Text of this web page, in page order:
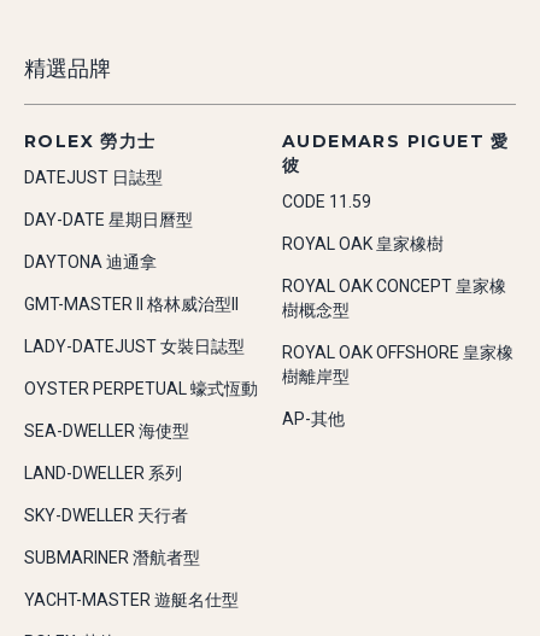
精選品牌
ROLEX 勞力士
DATEJUST 日誌型
DAY-DATE 星期日曆型
DAYTONA 迪通拿
GMT-MASTER II 格林威治型II
LADY-DATEJUST 女裝日誌型
OYSTER PERPETUAL 蠔式恆動
SEA-DWELLER 海使型
LAND-DWELLER 系列
SKY-DWELLER 天行者
SUBMARINER 潛航者型
YACHT-MASTER 遊艇名仕型
AUDEMARS PIGUET 愛
彼
CODE 11.59
ROYAL OAK 皇家橡樹
ROYAL OAK CONCEPT 皇家橡
樹概念型
ROYAL OAK OFFSHORE 皇家橡
樹離岸型
AP-其他